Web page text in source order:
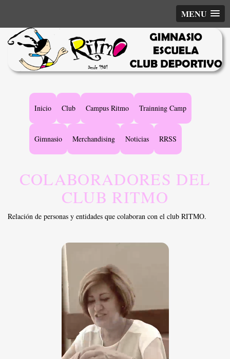
MENU
Main
navigation
Inicio Club Campus Ritmo Trainning Camp
Gimnasio Merchandising Noticias RRSS
COLABORADORES DEL
CLUB RITMO
Relación de personas y entidades que colaboran con el club RITMO.